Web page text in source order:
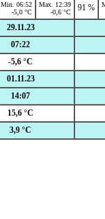
Min. 06:52
-5,0 °C
Max. 12:39
-0,6 °C
91 %
29.11.23
07:22
-5,6 °C
01.11.23
14:07
15,6 °C
3,9 °C